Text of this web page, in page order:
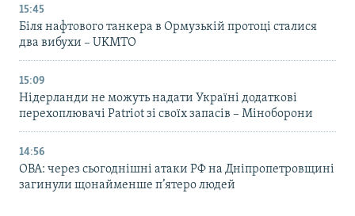
15:45
Біля нафтового танкера в Ормузькій протоці сталися
два вибухи – UKMTO
15:09
Нідерланди не можуть надати Україні додаткові
перехоплювачі Patriot зі своїх запасів – Міноборони
14:56
ОВА: через сьогоднішні атаки РФ на Дніпропетровщині
загинули щонайменше п’ятеро людей